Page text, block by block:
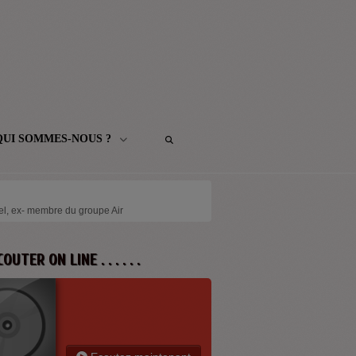
SOMMES-NOUS ?
ex- membre du groupe Air
ON LINE . . . . . .